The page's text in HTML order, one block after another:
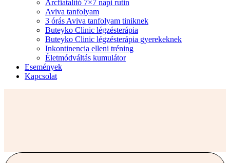
Arcfiatalító 7×7 napi rutin
Aviva tanfolyam
3 órás Aviva tanfolyam tiniknek
Buteyko Clinic légzésterápia
Buteyko Clinic légzésterápia gyerekeknek
Inkontinencia elleni tréning
Életmódváltás kumulátor
Események
Kapcsolat